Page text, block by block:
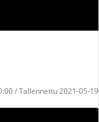
/ Tallennettu 2021-05-19